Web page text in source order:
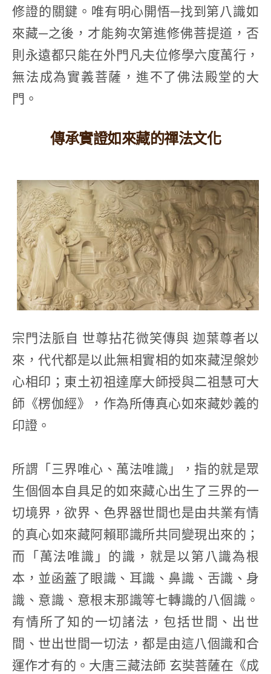
修證的關鍵。唯有明心開悟─找到第八識如
來藏─之後，才能夠次第進修佛菩提道，否
則永遠都只能在外門凡夫位修學六度萬行，
無法成為實義菩薩，進不了佛法殿堂的大
門。
傳承實證如來藏的禪法文化
宗門法脈自 世尊拈花微笑傳與 迦葉尊者以
來，代代都是以此無相實相的如來藏涅槃妙
心相印；東土初祖達摩大師授與二祖慧可大
師《楞伽經》，作為所傳真心如來藏妙義的
印證。
所謂「三界唯心、萬法唯識」，指的就是眾
生個個本自具足的如來藏心出生了三界的一
切境界，欲界、色界器世間也是由共業有情
的真心如來藏阿賴耶識所共同變現出來的；
而「萬法唯識」的識，就是以第八識為根
本，並函蓋了眼識、耳識、鼻識、舌識、身
識、意識、意根末那識等七轉識的八個識。
有情所了知的一切諸法，包括世間、出世
間、世出世間一切法，都是由這八個識和合
運作才有的。大唐三藏法師 玄奘菩薩在《成